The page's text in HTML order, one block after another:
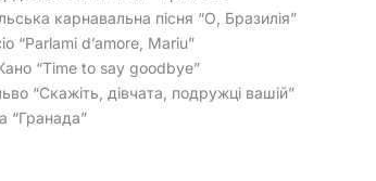
карнавальна пісня “О, Бразилія”
“Parlami d’amore, Mariu”
“Time to say goodbye”
“Скажіть, дівчата, подружці вашій”
“Гранада”